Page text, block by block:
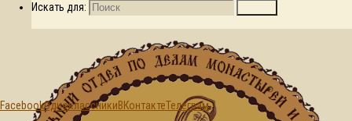
Искать для:
FacebookОдноклассникиВКонтактеТелеграм